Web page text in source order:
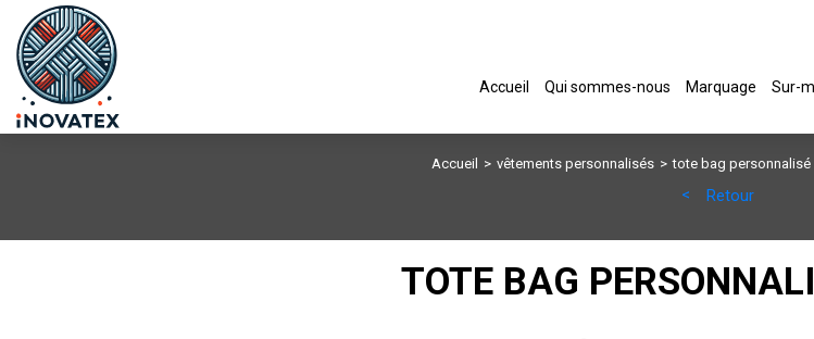
Accueil Qui sommes-nous Marquage Sur-
Accueil vêtements personnalisés tote bag personnalisé
Retour
TOTE BAG